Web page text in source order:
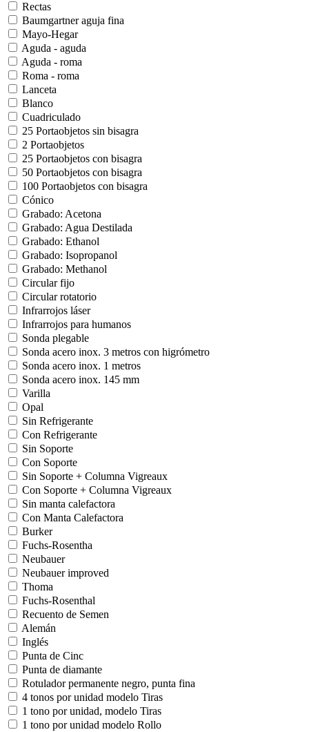
Rectas
Baumgartner aguja fina
Mayo-Hegar
Aguda - aguda
Aguda - roma
Roma - roma
Lanceta
Blanco
Cuadriculado
25 Portaobjetos sin bisagra
2 Portaobjetos
25 Portaobjetos con bisagra
50 Portaobjetos con bisagra
100 Portaobjetos con bisagra
Cónico
Grabado: Acetona
Grabado: Agua Destilada
Grabado: Ethanol
Grabado: Isopropanol
Grabado: Methanol
Circular fijo
Circular rotatorio
Infrarrojos láser
Infrarrojos para humanos
Sonda plegable
Sonda acero inox. 3 metros con higrómetro
Sonda acero inox. 1 metros
Sonda acero inox. 145 mm
Varilla
Opal
Sin Refrigerante
Con Refrigerante
Sin Soporte
Con Soporte
Sin Soporte + Columna Vigreaux
Con Soporte + Columna Vigreaux
Sin manta calefactora
Con Manta Calefactora
Burker
Fuchs-Rosentha
Neubauer
Neubauer improved
Thoma
Fuchs-Rosenthal
Recuento de Semen
Alemán
Inglés
Punta de Cinc
Punta de diamante
Rotulador permanente negro, punta fina
4 tonos por unidad modelo Tiras
1 tono por unidad, modelo Tiras
1 tono por unidad modelo Rollo